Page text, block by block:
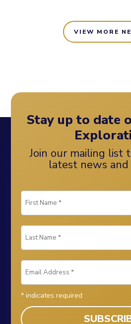
VIEW MORE
Stay up to date
Join our mailing list
latest news and
* indicates required